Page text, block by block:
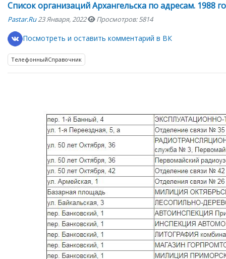
Список организаций Архангельска по адресам. 1988
Pastar.ru23 Января, 2022 Просмотров: 5814
Посмотреть и оставить комментарий в ВК
ТелефонныйСправочник